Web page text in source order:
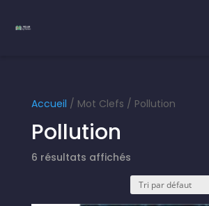
Accueil / Mot Clefs / Pollution
Pollution
6 résultats affichés